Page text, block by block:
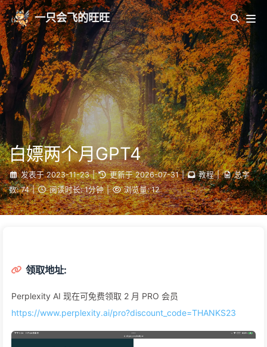
一只会飞的旺旺
白嫖两个月GPT4
发表于 2023-11-23 | 更新于 2026-07-31 | 教程 |
总字
数: 74 | 阅读时长: 1分钟 | 浏览量: 12
领取地址:
Perplexity AI 现在可免费领取 2 月 PRO 会员
https://www.perplexity.ai/pro?discount_code=THANKS23